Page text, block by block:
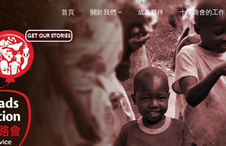
首頁 關於我們 成為夥伴 十字路會的工作
GET OUR STORIES